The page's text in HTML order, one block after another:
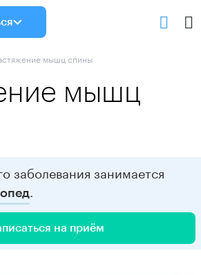
мышц спины
мышц
заболевания занимается
на приём